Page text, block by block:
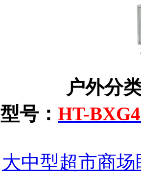
户外分
型号： HT-
大中型超市商